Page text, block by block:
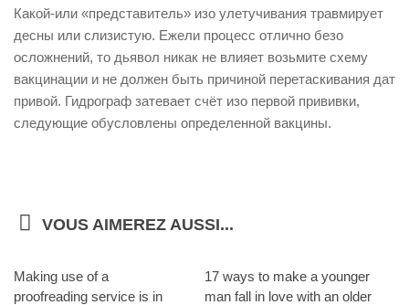
Какой-или «представитель» изо улетучивания травмирует
десны или слизистую. Ежели процесс отлично безо
осложнений, то дьявол никак не влияет возьмите схему
вакцинации и не должен быть причиной перетаскивания дат
привой. Гидрограф затевает счёт изо первой прививки,
следующие обусловлены определенной вакцины.
VOUS AIMEREZ AUSSI...
Making use of a
proofreading service is in
17 ways to make a younger
man fall in love with an older